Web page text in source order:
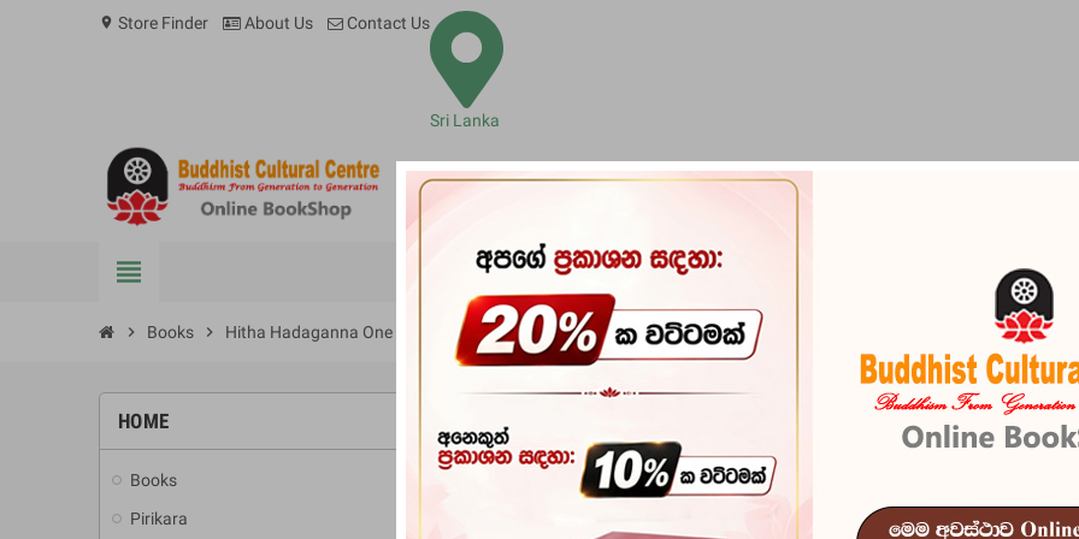
location_on Store Finder About Us Contact Us
Sri Lanka
view_headline BOOKS PIRIKARA BUDDHA STATUES RITUAL ITEMS &
chevron_right Books chevron_right Hitha Hadaganna One Hithnmai
HOME
Books
Pirikara
-10% Hitha
හිත හදාගන්න ඕනෑ